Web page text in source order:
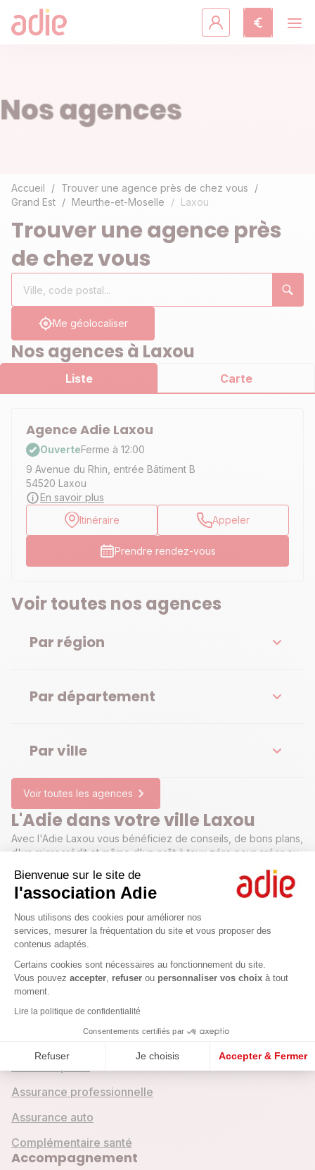
Bienvenue sur le site de
l'association Adie
Plateforme de Gestion du
Nous utilisons des cookies pour améliorer nos
services, mesurer la fréquentation du site et vous proposer des
contenus adaptés.
Certains cookies sont nécessaires au fonctionnement du site.
Vous pouvez accepter, refuser ou personnaliser vos choix à tout
moment.
Lire la politique de confidentialité
Consentements certifiés par
Refuser Je choisis Accepter & Fermer
Axeptio consent
Accompagnement
Agir avec l'Adie
Accueil
Trouver une agence près de chez vous
Grand Est
Meurthe-et-Moselle Laxou
Trouver une agence près
de chez vous
Rechercher
établissement
Ville,
code
postal...
0
résultat(s)
trouvé(s)
Me géolocaliser
Nos agences à Laxou
Liste Carte
Agence Adie Laxou
OuverteFerme à 12:00
9 Avenue du Rhin, entrée Bâtiment B
54520 Laxou
En savoir plus
Itinéraire
Appeler
Prendre rendez-vous
Voir toutes nos agences
Par région
Par département
Par ville
Voir toutes les agences
L'Adie dans votre ville Laxou
Avec l'Adie Laxou vous bénéficiez de conseils, de bons plans,
d'un microcrédit et même d'un prêt à taux zéro pour créer ou
Crédits & assurances
Crédit entreprise
Crédit mobilité
Assurance professionnelle
Assurance auto
Complémentaire santé
Accompagnement